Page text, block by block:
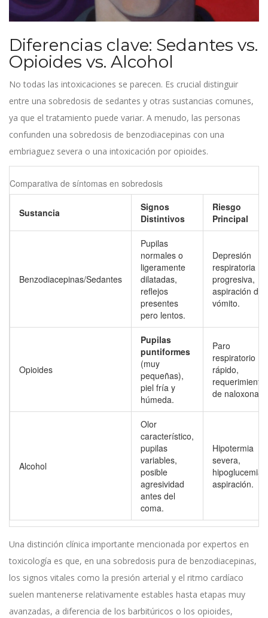
Diferencias clave: Sedantes vs.
Opioides vs. Alcohol
No todas las intoxicaciones se parecen. Es crucial distinguir
entre una sobredosis de sedantes y otras sustancias comunes,
ya que el tratamiento puede variar. A menudo, las personas
confunden una sobredosis de benzodiacepinas con una
embriaguez severa o una intoxicación por opioides.
Comparativa de síntomas en sobredosis
Sustancia
Signos
Distintivos
Riesgo
Principal
Benzodiacepinas/Sedantes
Pupilas
normales o
ligeramente
dilatadas,
reflejos
presentes
pero lentos.
Depresión
respiratoria
progresiva,
aspiración de
vómito.
Opioides
Pupilas
puntiformes
(muy
pequeñas),
piel fría y
húmeda.
Paro
respiratorio
rápido,
requerimiento
de naloxona.
Alcohol
Olor
característico,
pupilas
variables,
posible
agresividad
antes del
coma.
Hipotermia
severa,
hipoglucemia,
aspiración.
Una distinción clínica importante mencionada por expertos en
toxicología es que, en una sobredosis pura de benzodiacepinas,
los signos vitales como la presión arterial y el ritmo cardíaco
suelen mantenerse relativamente estables hasta etapas muy
avanzadas, a diferencia de los barbitúricos o los opioides,